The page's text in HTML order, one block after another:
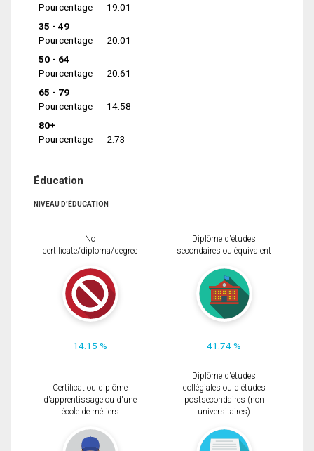
Pourcentage
19.01
35 - 49
Pourcentage
20.01
50 - 64
Pourcentage
20.61
65 - 79
Pourcentage
14.58
80+
Pourcentage
2.73
Éducation
NIVEAU D'ÉDUCATION
No
certificate/diploma/degree
14.15 %
Diplôme d'études
secondaires ou équivalent
41.74 %
Certificat ou diplôme
d'apprentissage ou d'une
école de métiers
Diplôme d'études
collégiales ou d'études
postsecondaires (non
universitaires)